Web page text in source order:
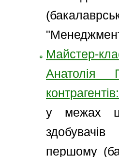
Майстер-
Анатолія
у межах
першому